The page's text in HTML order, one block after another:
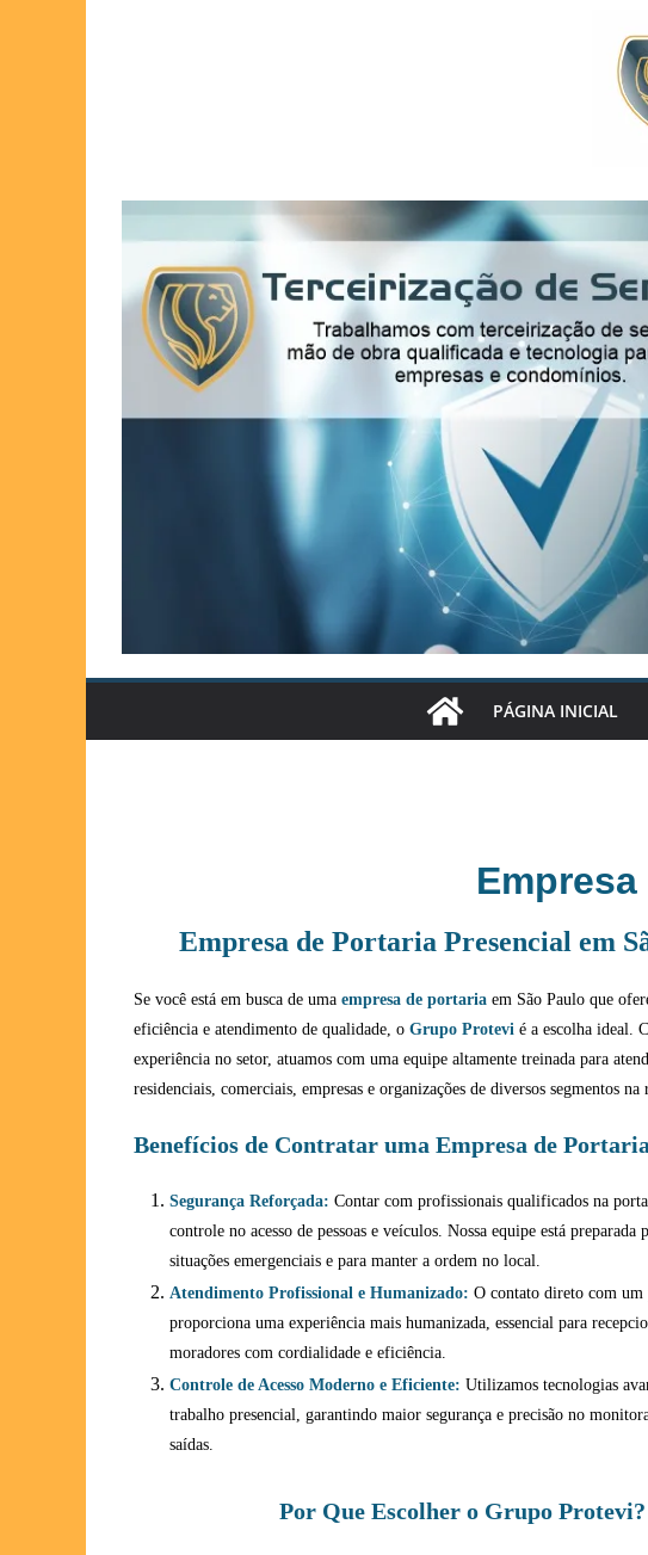
PÁGINA INICIAL
Empresa de Portaria Presencial em
Se você está em busca de uma empresa de portaria em São Paulo que
eficiência e atendimento de qualidade, o Grupo Protevi é a escolha ideal.
experiência no setor, atuamos com uma equipe altamente treinada para
residenciais, comerciais, empresas e organizações de diversos segmentos na
Benefícios de Contratar uma Empresa de
Segurança Reforçada: Contar com profissionais qualificados na
controle no acesso de pessoas e veículos. Nossa equipe está preparada
situações emergenciais e para manter a ordem no local.
Atendimento Profissional e Humanizado: O contato direto com
proporciona uma experiência mais humanizada, essencial para
moradores com cordialidade e eficiência.
Controle de Acesso Moderno e Eficiente: Utilizamos tecnologias
trabalho presencial, garantindo maior segurança e precisão no
saídas.
Por Que Escolher o Grupo Protevi?